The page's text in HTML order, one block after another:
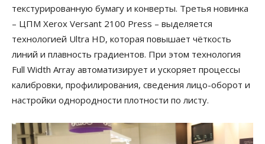
текстурированную бумагу и конверты. Третья новинка
– ЦПМ Xerox Versant 2100 Press – выделяется
технологией Ultra HD, которая повышает чёткость
линий и плавность градиентов. При этом технология
Full Width Array автоматизирует и ускоряет процессы
калибровки, профилирования, сведения лицо-оборот и
настройки однородности плотности по листу.